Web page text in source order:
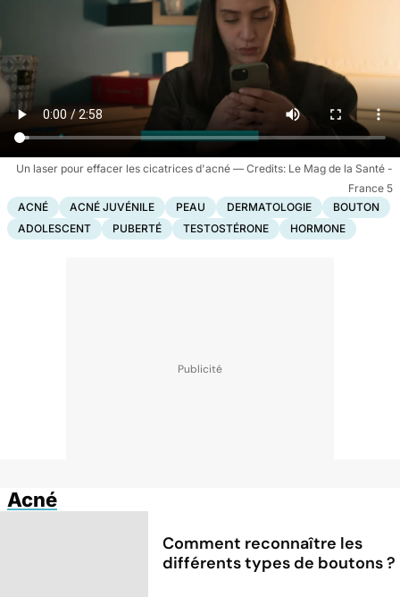
Un laser pour effacer les cicatrices d'acné
Le Mag de la Santé -
France 5
ACNÉ
ACNÉ JUVÉNILE PEAU DERMATOLOGIE
BOUTON
ADOLESCENT
PUBERTÉ TESTOSTÉRONE HORMONE
Acné
Comment reconnaître les
différents types de boutons ?